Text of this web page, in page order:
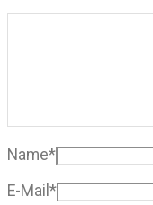
Name*
E-Mail *